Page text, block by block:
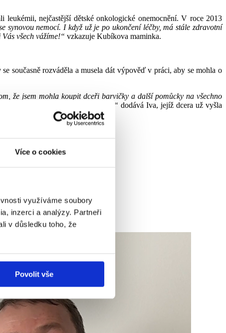
Více o cookies
využíváme soubory
inzerci a analýzy. Partneři
v důsledku toho, že
Povolit vše
nejčastější dětské onkologické onemocnění. V roce 2013
synovou nemocí. I když už je po ukončení léčby, má stále zdravotní
všech vážíme!“ vzkazuje Kubíkova maminka.
současně rozváděla a musela dát výpověď v práci, aby se mohla o
že jsem mohla koupit dceři barvičky a další pomůcky na všechno
výlety a v podstatě normálně žít,“ dodává Iva, jejíž dcera už vyšla